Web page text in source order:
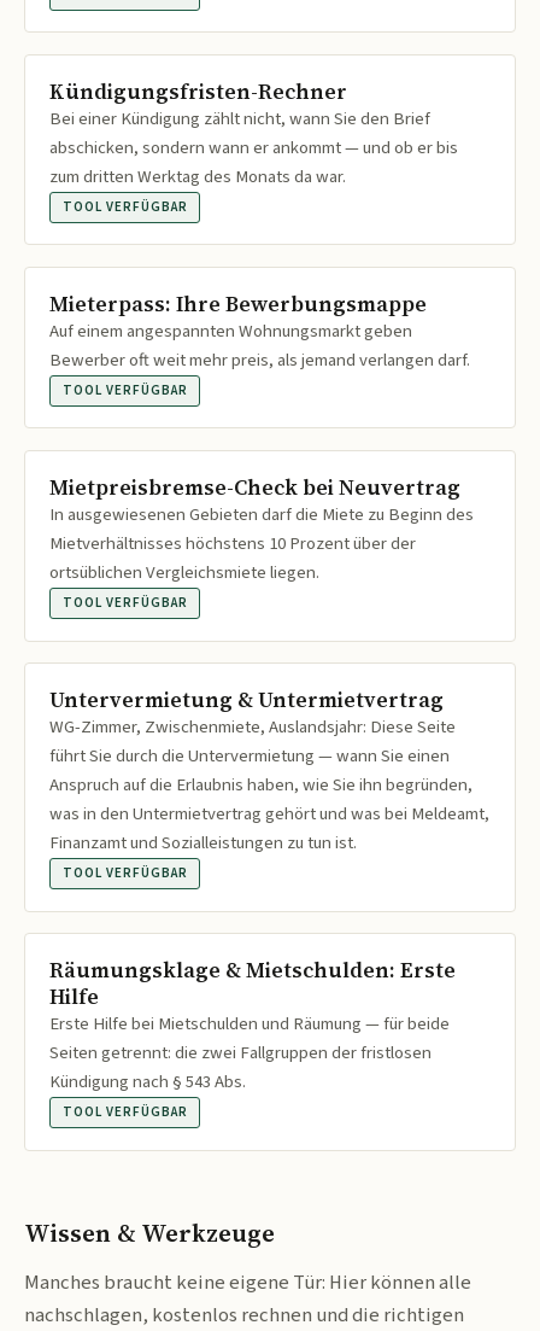
Kündigungsfristen-Rechner
Bei einer Kündigung zählt nicht, wann Sie den Brief
abschicken, sondern wann er ankommt — und ob er bis
zum dritten Werktag des Monats da war.
TOOL VERFÜGBAR
Mieterpass: Ihre Bewerbungsmappe
Auf einem angespannten Wohnungsmarkt geben
Bewerber oft weit mehr preis, als jemand verlangen darf.
TOOL VERFÜGBAR
Mietpreisbremse-Check bei Neuvertrag
In ausgewiesenen Gebieten darf die Miete zu Beginn des
Mietverhältnisses höchstens 10 Prozent über der
ortsüblichen Vergleichsmiete liegen.
TOOL VERFÜGBAR
Untervermietung & Untermietvertrag
WG-Zimmer, Zwischenmiete, Auslandsjahr: Diese Seite
führt Sie durch die Untervermietung — wann Sie einen
Anspruch auf die Erlaubnis haben, wie Sie ihn begründen,
was in den Untermietvertrag gehört und was bei Meldeamt,
Finanzamt und Sozialleistungen zu tun ist.
TOOL VERFÜGBAR
Räumungsklage & Mietschulden: Erste
Hilfe
Erste Hilfe bei Mietschulden und Räumung — für beide
Seiten getrennt: die zwei Fallgruppen der fristlosen
Kündigung nach § 543 Abs.
TOOL VERFÜGBAR
Wissen & Werkzeuge
Manches braucht keine eigene Tür: Hier können alle
nachschlagen, kostenlos rechnen und die richtigen